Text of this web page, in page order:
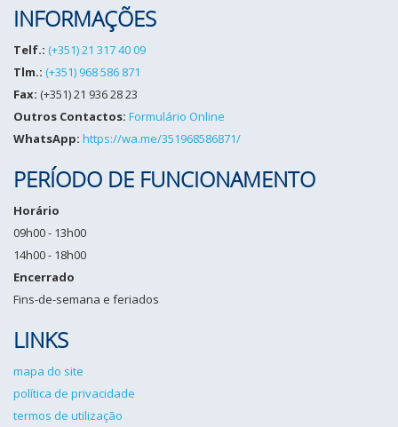
INFORMAÇÕES
Telf.: (+351) 21 317 40 09
Tlm.: (+351) 968 586 871
Fax: (+351) 21 936 28 23
Outros Contactos: Formulário Online
WhatsApp: https://wa.me/351968586871/
PERÍODO DE FUNCIONAMENTO
Horário
09h00 - 13h00
14h00 - 18h00
Encerrado
Fins-de-semana e feriados
LINKS
mapa do site
política de privacidade
termos de utilização